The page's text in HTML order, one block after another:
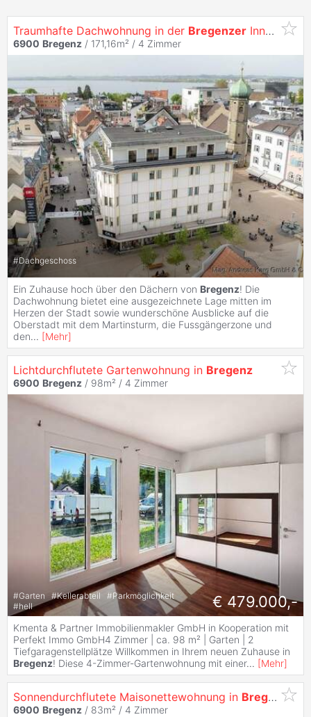
Traumhafte Dachwohnung in der Bregenzer Innenstadt
6900 Bregenz / 171,16m² / 4 Zimmer
#Dachgeschoss
Ein Zuhause hoch über den Dächern von Bregenz! Die
Dachwohnung bietet eine ausgezeichnete Lage mitten im
Herzen der Stadt sowie wunderschöne Ausblicke auf die
Oberstadt mit dem Martinsturm, die Fussgängerzone und
den... [Mehr]
Lichtdurchflutete Gartenwohnung in Bregenz
6900 Bregenz / 98m² / 4 Zimmer
#Garten #Kellerabteil #Parkmöglichkeit
#hell € 479.000,-
Kmenta & Partner Immobilienmakler GmbH in Kooperation mit
Perfekt Immo GmbH4 Zimmer | ca. 98 m² | Garten | 2
Tiefgaragenstellplätze Willkommen in Ihrem neuen Zuhause in
Bregenz! Diese 4-Zimmer-Gartenwohnung mit einer... [Mehr]
Sonnendurchflutete Maisonettewohnung in Bregenz !
6900 Bregenz / 83m² / 4 Zimmer